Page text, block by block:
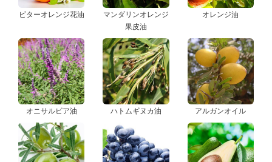
ビターオレンジ花油
マンダリンオレンジ
果皮油
オレンジ油
オニサルビア油 ハトムギヌカ油 アルガンオイル